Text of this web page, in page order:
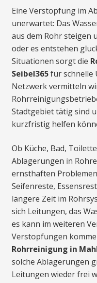
Eine Verstopfung im
unerwartet: Das
aus dem Rohr steigen
oder es entstehen
Situationen sorgt die
Seibel365für schnelle
Netzwerk vermitteln
Stadtgebiet tätig sind
kurzfristig helfen
Ob Küche, Bad,
Ablagerungen in
ernsthaften
Seifenreste,
längere Zeit im
sich Leitungen, das
es kann im weiteren
Verstopfungen
Rohrreinigung in
solche Ablagerungen
Leitungen wieder frei